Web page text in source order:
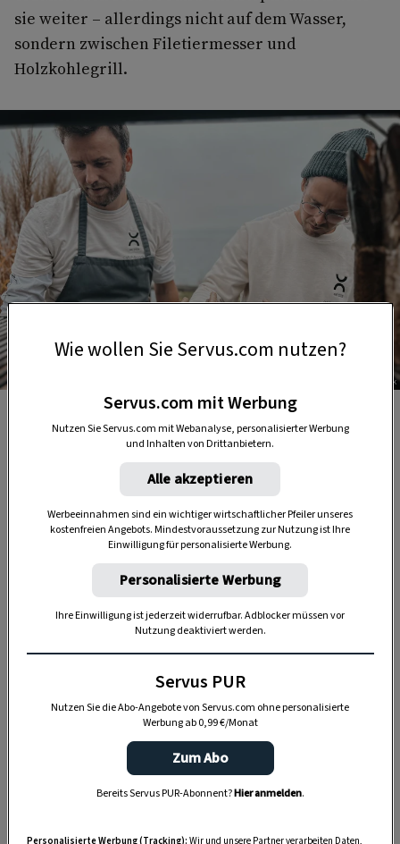
sie weiter – allerdings nicht auf dem Wasser,
sondern zwischen Filetiermesser und
Holzkohlegrill.
Foto: Lisbeth Wawrik
Benjamin Mayr und Christoph Ranetbauer von
Catch&Cook
Zwei Wege, ein gemeinsames Ziel: der
Traunsee
Manche Begegnungen verändern das Leben. Bei
Benjamin Mayr und Christoph Ranetbauer
begann alles mit zwei mutigen Entscheidungen,
die sie unabhängig voneinander an denselben
Christoph Ranetbauer
wuchs im Mühlviertel auf
und entdeckte schon früh seine Leidenschaft fürs
Kochen. Nach Stationen in der
Spitzengastronomie, unter anderem
Nagl im Bootshausim Hotel "Das Traunsee",
Wie wollen Sie Servus.com nutzen?
Servus.com mit Werbung
Nutzen Sie Servus.com mit Webanalyse, personalisierter Werbung
und Inhalten von Drittanbietern.
Alle akzeptieren
Werbeeinnahmen sind ein wichtiger wirtschaftlicher Pfeiler unseres
kostenfreien Angebots. Mindestvoraussetzung zur Nutzung ist Ihre
Einwilligung für personalisierte Werbung.
Personalisierte Werbung
Ihre Einwilligung ist jederzeit widerrufbar. Adblocker müssen vor
Nutzung deaktiviert werden.
Servus PUR
Nutzen Sie die Abo-Angebote von Servus.com ohne personalisierte
Werbung ab 0,99 €/Monat
Zum Abo
Bereits Servus PUR-Abonnent?Hier anmelden.
Personalisierte Werbung (Tracking): Wir und unsere Partner verarbeiten Daten,